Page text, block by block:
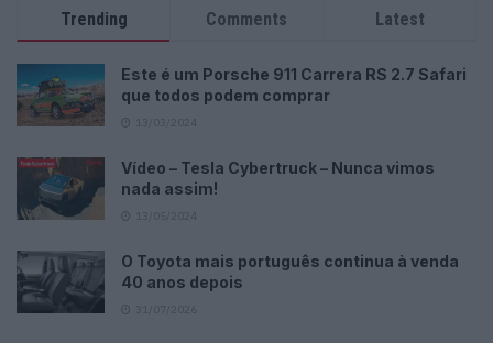
Trending Comments Latest
Este é um Porsche 911 Carrera RS 2.7 Safari
que todos podem comprar
Vídeo – Tesla Cybertruck – Nunca vimos
nada assim!
O Toyota mais português continua à venda
40 anos depois